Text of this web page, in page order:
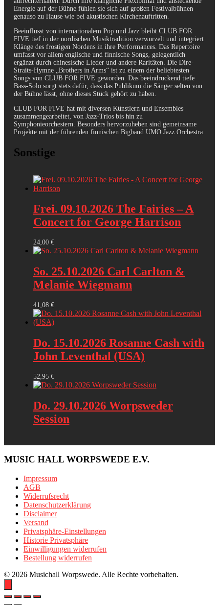
Energie auf der Bühne fühlen sie sich auf großen Festivalbühnen
genauso zu Hause wie bei akustischen Kirchenauftritten.
Beeinflusst von internationalem Pop und Jazz bleibt CLUB FOR
FIVE tief in der nordischen Musiktradition verwurzelt und integriert
Klänge des frostigen Nordens in ihre Performances. Das Repertoire
umfasst vor allem englische und finnische Songs, gelegentlich
ergänzt durch chinesische Lieder und andere Raritäten. Die Dire-
Straits-Hymne „Brothers in Arms“ ist zu einem der beliebtesten
Songs von CLUB FOR FIVE geworden. Das beeindruckend tiefe
Bass-Solo sorgt stets dafür, dass das Publikum die Sänger selten von
der Bühne lässt, ohne dieses Stück gehört zu haben.
CLUB FOR FIVE hat mit diversen Künstlern und Ensembles
zusammengearbeitet, von Jazz-Trios bis hin zu
Symphonieorchestern. Besonders hervorzuheben sind gemeinsame
Projekte mit der führenden finnischen Bigband UMO Jazz Orchestra.
Sonstige
Frei. 09.10.2026 The Fairies – A
Concert for George Harrison
24,00 €
So. 25.10.2026 Carl Carlton &
Melanie Wiegmann
41,08 €
Do. 15.10.2026 Rosanne Cash with
John Leventhal (USA)
52,95 €
Do. 29.10.2026 Worpsweder
Session
MUSIC HALL WORPSWEDE E.V.
Impressum
AGB
Widerrufsrecht
Datenschutzerklärung
Disclaimer
Versand
Privatsphäre-Einstellungen
Historie Privatsphäre
Einwilligungen widerrufen
Bestellung widerrufen
© 2026 Musichall Worpswede. Alle Rechte vorbehalten.